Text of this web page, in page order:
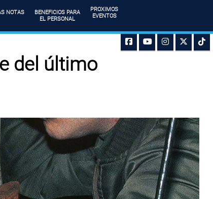
NOTAS
BENEFICIOS PARA
EL PERSONAL
PROXIMOS
EVENTOS
del último